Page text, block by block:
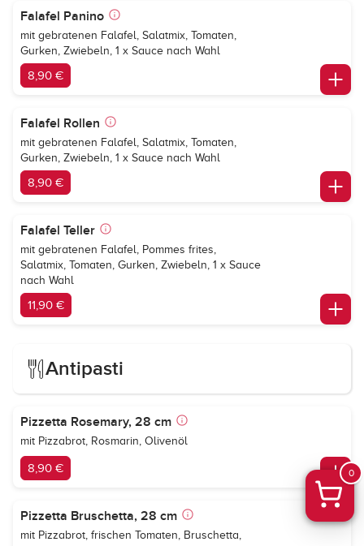
Falafel Panino
mit gebratenen Falafel, Salatmix, Tomaten,
Gurken, Zwiebeln, 1 x Sauce nach Wahl
8,90 €
Falafel Rollen
mit gebratenen Falafel, Salatmix, Tomaten,
Gurken, Zwiebeln, 1 x Sauce nach Wahl
8,90 €
Falafel Teller
mit gebratenen Falafel, Pommes frites,
Salatmix, Tomaten, Gurken, Zwiebeln, 1 x Sauce
nach Wahl
11,90 €
Antipasti
Pizzetta Rosemary, 28 cm
mit Pizzabrot, Rosmarin, Olivenöl
8,90 €
Pizzetta Bruschetta, 28 cm
mit Pizzabrot, frischen Tomaten, Bruschetta,
0